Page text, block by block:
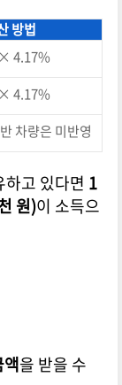
방법
4.17%
4.17%
차량은 미반영
하고 있다면 1
원)이 소득으
을 받을 수